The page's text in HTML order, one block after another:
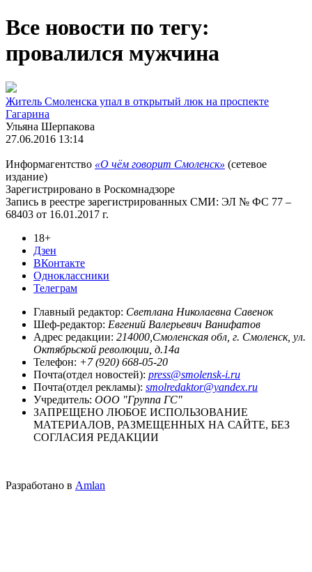
Все новости по тегу:
провалился мужчина
Житель Смоленска упал в открытый люк на проспекте
Гагарина
Ульяна Шерпакова
27.06.2016 13:14
Информагентство «О чём говорит Смоленск» (сетевое
издание)
Зарегистрировано в Роскомнадзоре
Запись в реестре зарегистрированных СМИ: ЭЛ № ФС 77 –
68403 от 16.01.2017 г.
18+
Дзен
ВКонтакте
Одноклассники
Телеграм
Главный редактор: Светлана Николаевна Савенок
Шеф-редактор: Евгений Валерьевич Ванифатов
Адрес редакции: 214000,Смоленская обл, г. Смоленск, ул.
Октябрьской революции, д.14а
Телефон: +7 (920) 668-05-20
Почта(отдел новостей): press@smolensk-i.ru
Почта(отдел рекламы): smolredaktor@yandex.ru
Учредитель: ООО "Группа ГС"
ЗАПРЕЩЕНО ЛЮБОЕ ИСПОЛЬЗОВАНИЕ
МАТЕРИАЛОВ, РАЗМЕЩЕННЫХ НА САЙТЕ, БЕЗ
СОГЛАСИЯ РЕДАКЦИИ
Разработано в Amlan